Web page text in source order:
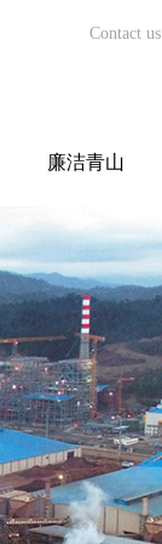
Contact us
廉洁青山